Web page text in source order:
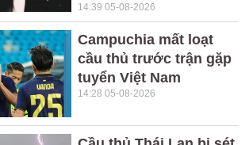
14:39 05-08-2026
Campuchia mất loạt
cầu thủ trước trận gặp
tuyển Việt Nam
14:28 05-08-2026